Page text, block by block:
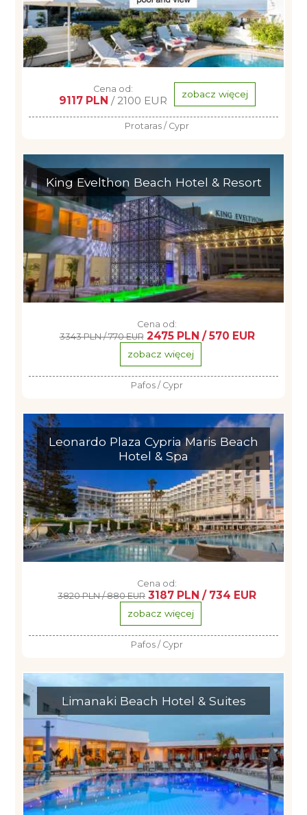
Cena od:
9117 PLN / 2100 EUR zobacz więcej
Protaras / Cypr
King Evelthon Beach Hotel & Resort
Cena od:
3343 PLN / 770 EUR 2475 PLN / 570 EUR
zobacz więcej
Pafos / Cypr
Leonardo Plaza Cypria Maris Beach
Hotel & Spa
Cena od:
3820 PLN / 880 EUR 3187 PLN / 734 EUR
zobacz więcej
Pafos / Cypr
Limanaki Beach Hotel & Suites